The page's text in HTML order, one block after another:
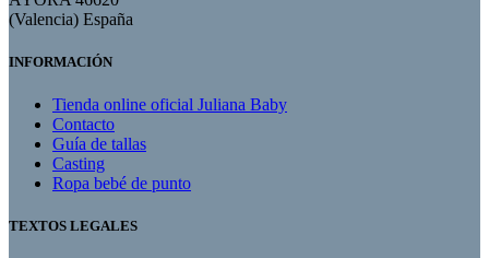
(Valencia) España
INFORMACIÓN
Tienda online oficial Juliana Baby
Contacto
Guía de tallas
Casting
Ropa bebé de punto
TEXTOS LEGALES